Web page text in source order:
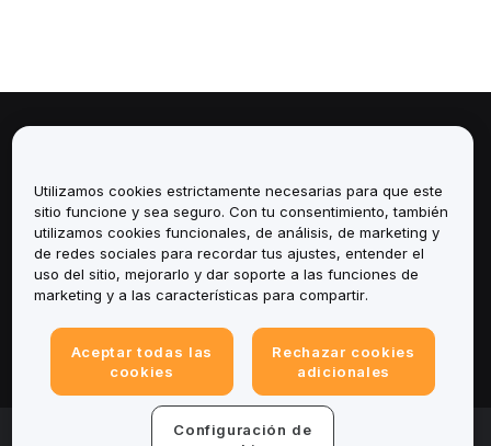
Servicios
Soporte
Productos
Legal
© 2025-2026 Bybit.eu. Todos los derechos
Utilizamos cookies estrictamente necesarias para que este
sitio funcione y sea seguro. Con tu consentimiento, también
utilizamos cookies funcionales, de análisis, de marketing y
de redes sociales para recordar tus ajustes, entender el
uso del sitio, mejorarlo y dar soporte a las funciones de
marketing y a las características para compartir.
Aceptar todas las
cookies
Rechazar cookies
adicionales
Configuración de